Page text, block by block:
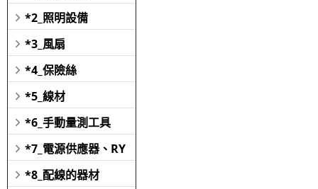
*2_照明設備
*3_風扇
*4_保險絲
*5_線材
*6_手動量測工具
*7_電源供應器、RY
*8_配線的器材